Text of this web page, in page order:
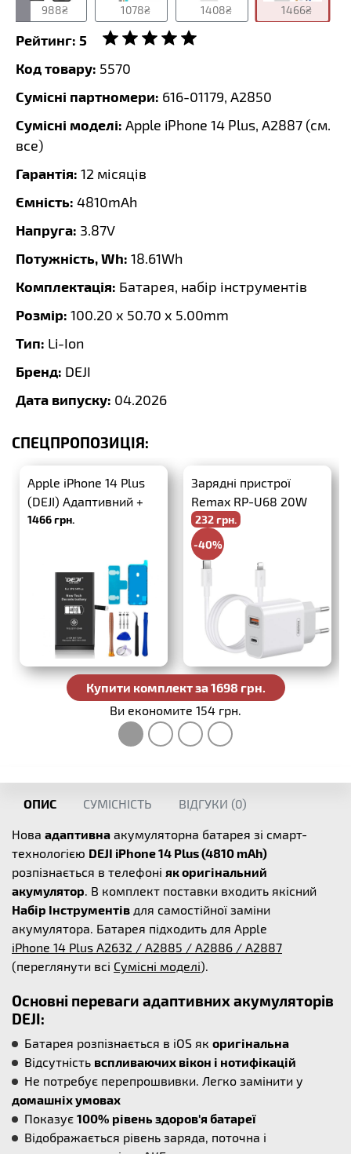
988₴ 1078₴ 1408₴ 1466₴
Рейтинг: 5
Код товару: 5570
Сумісні партномери: 616-01179, A2850
Сумісні моделі: Apple iPhone 14 Plus, A2887 (см.
все)
Гарантія: 12 місяців
Ємність: 4810mAh
Напруга: 3.87V
Потужність, Wh: 18.61Wh
Комплектація: Батарея, набір інструментів
Розмір: 100.20 x 50.70 x 5.00mm
Тип: Li-Ion
Бренд: DEJI
Дата випуску: 04.2026
СПЕЦПРОПОЗИЦІЯ:
Apple iPhone 14 Plus
(DEJI) Адаптивний +
набір інструментів
1466 грн.
Зарядні пристрої
Remax RP-U68 20W
PD+QC3.0 + USB-C-
Lightning
232 грн.
-40%
386 грн.
Купити комплект за 1698 грн.
Ви економите 154 грн.
ОПИС СУМІСНІСТЬ ВІДГУКИ (0)
Нова адаптивна акумуляторна батарея зі смарт-
технологією DEJI iPhone 14 Plus (4810 mAh)
розпізнається в телефоні як оригінальний
акумулятор. В комплект поставки входить якісний
Набір Інструментів для самостійної заміни
акумулятора. Батарея підходить для Apple
iPhone 14 Plus A2632 / A2885 / A2886 / A2887
(переглянути всі Сумісні моделі).
Основні переваги адаптивниx акумуляторів
DEJI:
Батарея розпізнається в iOS як оригінальна
Відсутність вспливаючих вікон і нотифікацій
Не потребує перепрошвивки. Легко замінити у
домашніх умовах
Показує 100% рівень здоров'я батареї
Відображається рівень заряда, поточна і